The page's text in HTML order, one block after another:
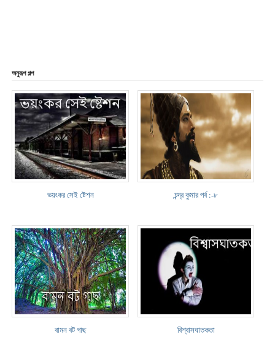
অনুরূপ গল্প
ভয়ংকর সেই ষ্টেশন চন্দ্র কুমার পর্ব :-৮
বামন বট গাছ বিশ্বাসঘাতকতা